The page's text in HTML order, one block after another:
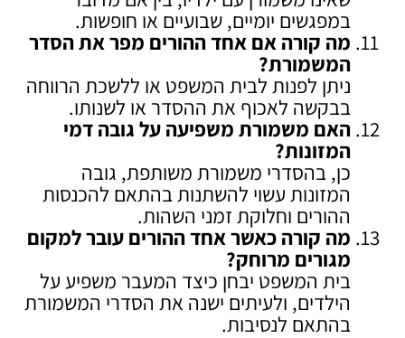
במפגשים יומיים, שבועיים או חופשות.
מה קורה אם אחד ההורים מפר את הסדר
המשמורת?
ניתן לפנות לבית המשפט או ללשכת הרווחה
בבקשה לאכוף את ההסדר או לשנותו.
האם משמורת משפיעה על גובה דמי
המזונות?
כן, בהסדרי משמורת משותפת, גובה
המזונות עשוי להשתנות בהתאם להכנסות
ההורים וחלוקת זמני השהות.
מה קורה כאשר אחד ההורים עובר למקום
מגורים מרוחק?
בית המשפט יבחן כיצד המעבר משפיע על
הילדים, ולעיתים ישנה את הסדרי המשמורת
בהתאם לנסיבות.